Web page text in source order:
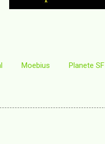
Moebius Planete SF